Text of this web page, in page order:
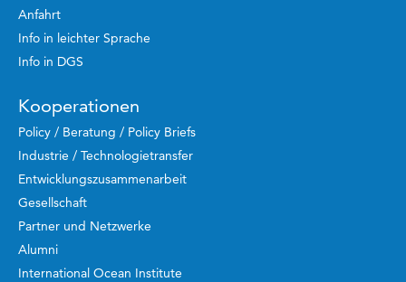
Anfahrt
Info in leichter Sprache
Info in DGS
Kooperationen
Policy / Beratung / Policy Briefs
Industrie / Technologietransfer
Entwicklungszusammenarbeit
Gesellschaft
Partner und Netzwerke
Alumni
International Ocean Institute